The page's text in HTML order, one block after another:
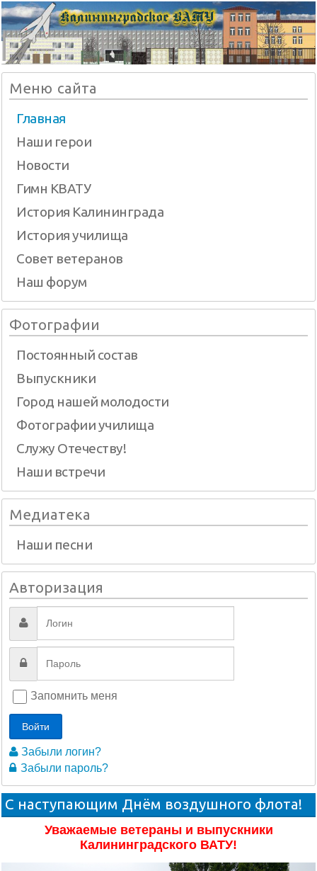
Меню сайта
Главная
Наши герои
Новости
Гимн КВАТУ
История Калининграда
История училища
Совет ветеранов
Наш форум
Фотографии
Постоянный состав
Выпускники
Город нашей молодости
Фотографии училища
Служу Отечеству!
Наши встречи
Медиатека
Наши песни
Авторизация
Запомнить меня
Войти
Забыли логин?
Забыли пароль?
С наступающим Днём воздушного флота!
Уважаемые ветераны и выпускники
Калининградского ВАТУ!